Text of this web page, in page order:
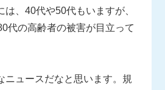
は、40代や50代もいますが、
代の高齢者の被害が目立って
ニュースだなと思います。規